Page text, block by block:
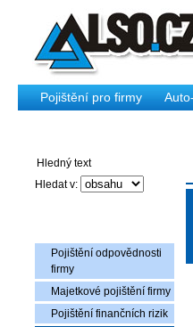
Hledat v:
Pojištění odpovědnosti
firmy
Majetkové pojištění firmy
Pojištění finančních rizik
Pojištění pro firmy